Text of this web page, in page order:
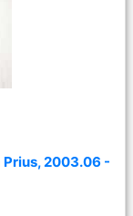
2003.06 -